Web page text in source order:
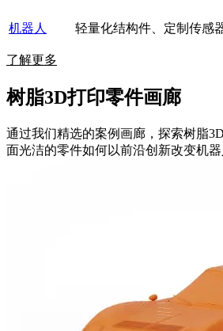
机器人 轻量化结构件、定制传感
了解更多
树脂3D打印零件画廊
通过我们精选的案例画廊，探索树脂
面光洁的零件如何以前沿创新改变机